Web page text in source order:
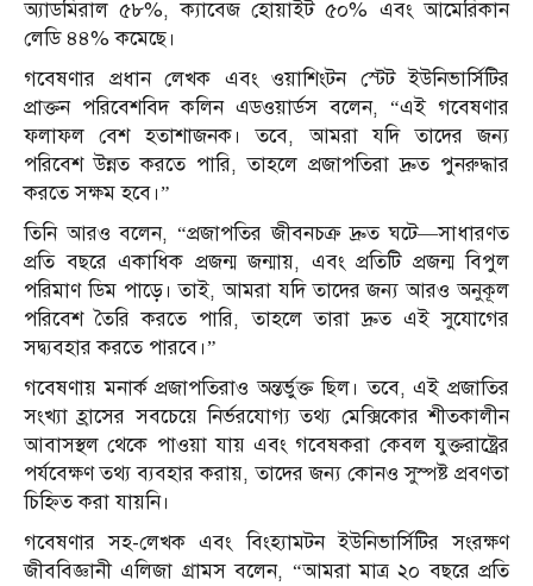
অ্যাডমিরাল ৫৮%, ক্যাবেজ হোয়াইট ৫০% এবং আমেরিকান
লেডি ৪৪% কমেছে।
গবেষণার প্রধান লেখক এবং ওয়াশিংটন স্টেট ইউনিভার্সিটির
প্রাক্তন পরিবেশবিদ কলিন এডওয়ার্ডস বলেন, “এই গবেষণার
ফলাফল বেশ হতাশাজনক। তবে, আমরা যদি তাদের জন্য
পরিবেশ উন্নত করতে পারি, তাহলে প্রজাপতিরা দ্রুত পুনরুদ্ধার
করতে সক্ষম হবে।”
তিনি আরও বলেন, “প্রজাপতির জীবনচক্র দ্রুত ঘটে—সাধারণত
প্রতি বছরে একাধিক প্রজন্ম জন্মায়, এবং প্রতিটি প্রজন্ম বিপুল
পরিমাণ ডিম পাড়ে। তাই, আমরা যদি তাদের জন্য আরও অনুকূল
পরিবেশ তৈরি করতে পারি, তাহলে তারা দ্রুত এই সুযোগের
সদ্ব্যবহার করতে পারবে।”
গবেষণায় মনার্ক প্রজাপতিরাও অন্তর্ভুক্ত ছিল। তবে, এই প্রজাতির
সংখ্যা হ্রাসের সবচেয়ে নির্ভরযোগ্য তথ্য মেক্সিকোর শীতকালীন
আবাসস্থল থেকে পাওয়া যায় এবং গবেষকরা কেবল যুক্তরাষ্ট্রের
পর্যবেক্ষণ তথ্য ব্যবহার করায়, তাদের জন্য কোনও সুস্পষ্ট প্রবণতা
চিহ্নিত করা যায়নি।
গবেষণার সহ-লেখক এবং বিংহ্যামটন ইউনিভার্সিটির সংরক্ষণ
জীববিজ্ঞানী এলিজা গ্রামস বলেন, “আমরা মাত্র ২০ বছরে প্রতি